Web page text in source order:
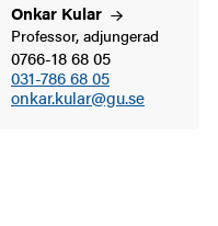
Onkar Kular
Professor, adjungerad
0766-18 68 05
031-786 68 05
onkar.kular@gu.se